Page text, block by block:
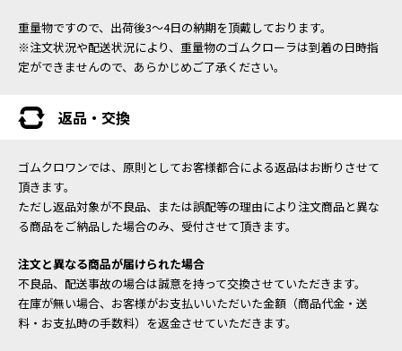
重量物ですので、出荷後3～4日の納期を頂戴しております。
※注文状況や配送状況により、重量物のゴムクローラは到着の日時指
定ができませんので、あらかじめご了承ください。
返品・交換
ゴムクロワンでは、原則としてお客様都合による返品はお断りさせて
頂きます。
ただし返品対象が不良品、または誤配等の理由により注文商品と異な
る商品をご納品した場合のみ、受付させて頂きます。
注文と異なる商品が届けられた場合
不良品、配送事故の場合は誠意を持って交換させていただきます。
在庫が無い場合、お客様がお支払いいただいた金額（商品代金・送
料・お支払時の手数料）を返金させていただきます。